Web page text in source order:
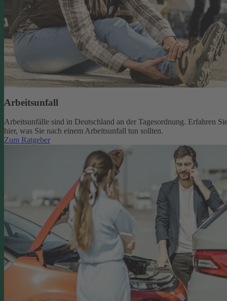
Arbeitsunfall
Arbeitsunfälle sind in Deutschland an der Tagesordnung. Erfahren
hier, was Sie nach einem Arbeitsunfall tun sollten.
Zum Ratgeber